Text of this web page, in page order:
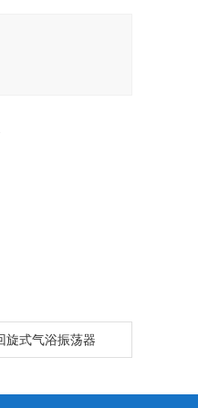
旋式气浴振荡器